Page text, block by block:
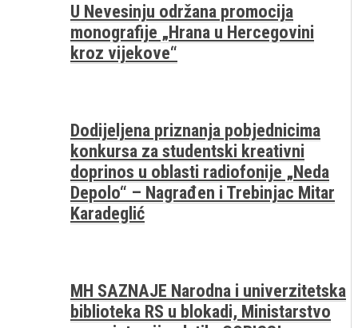
U Nevesinju održana promocija
monografije „Hrana u Hercegovini
kroz vijekove“
Dodijeljena priznanja pobjednicima
konkursa za studentski kreativni
doprinos u oblasti radiofonije „Neda
Depolo“ – Nagrađen i Trebinjac Mitar
Karadeglić
MH SAZNAJE Narodna i univerzitetska
biblioteka RS u blokadi, Ministarstvo